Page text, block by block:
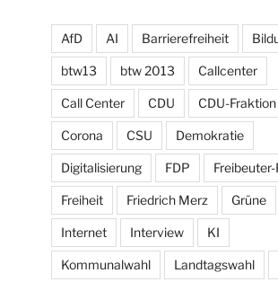
AfD AI Barrierefreiheit
btw13 btw 2013 Callcenter
Call Center CDU CDU-Fraktion
Corona CSU Demokratie
Digitalisierung FDP
Freiheit Friedrich Merz Grüne
Internet Interview KI
Kommunalwahl Landtagswahl